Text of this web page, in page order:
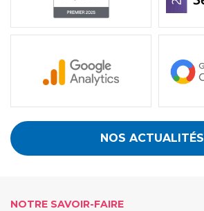
NOS ACTUALITÉS
NOTRE SAVOIR-FAIRE